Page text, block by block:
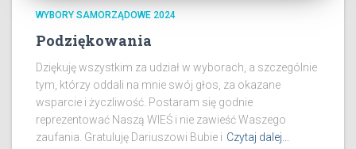
WYBORY SAMORZĄDOWE 2024
Podziękowania
Dziękuję wszystkim za udział w wyborach, a szczególnie
tym, którzy oddali na mnie swój głos, za okazane
wsparcie i życzliwość. Postaram się godnie
reprezentować Naszą WIEŚ i nie zawieść Waszego
zaufania. Gratuluję Dariuszowi Bubie i Czytaj dalej…